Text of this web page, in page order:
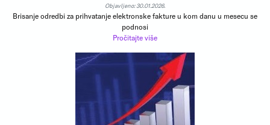
Objavljeno: 30.01.2026.
Brisanje odredbi za prihvatanje elektronske fakture u kom danu u mesecu se
podnosi
Pročitajte više